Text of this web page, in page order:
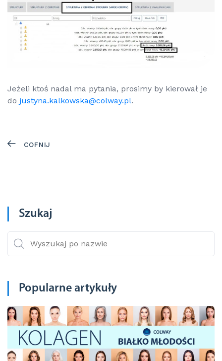
Jeżeli ktoś nadal ma pytania, prosimy by kierował je
do justyna.kalkowska@colway.pl.
COFNIJ
Szukaj
Popularne artykuły